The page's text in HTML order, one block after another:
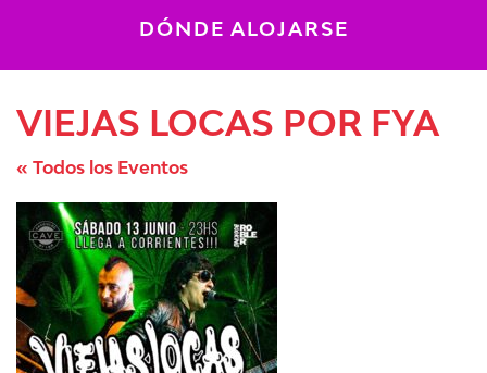
DÓNDE ALOJARSE
VIEJAS LOCAS POR FYA
« Todos los Eventos